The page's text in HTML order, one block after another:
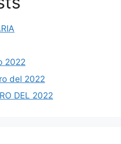
2022
del 2022
DEL 2022